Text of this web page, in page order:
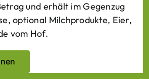
und erhält im Gegenzug
optional Milchprodukte, Eier,
vom Hof.